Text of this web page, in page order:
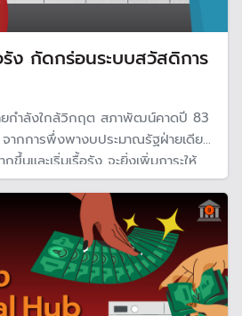
รัง กัดกร่อนระบบสวัสดิการ
ยกำลังใกล้วิกฤต สภาพัฒน์คาดปี 83
จากการพึ่งพางบประมาณรัฐฝ่ายเดียว
ขึ้นและเริ่มเรื้อรัง จะยิ่งเพิ่มภาระให้
กวิชาการเสนอ ปรับปรุงระบบเน้น
นาทักษะคน แก้วิกฤตการคลัง และใช้